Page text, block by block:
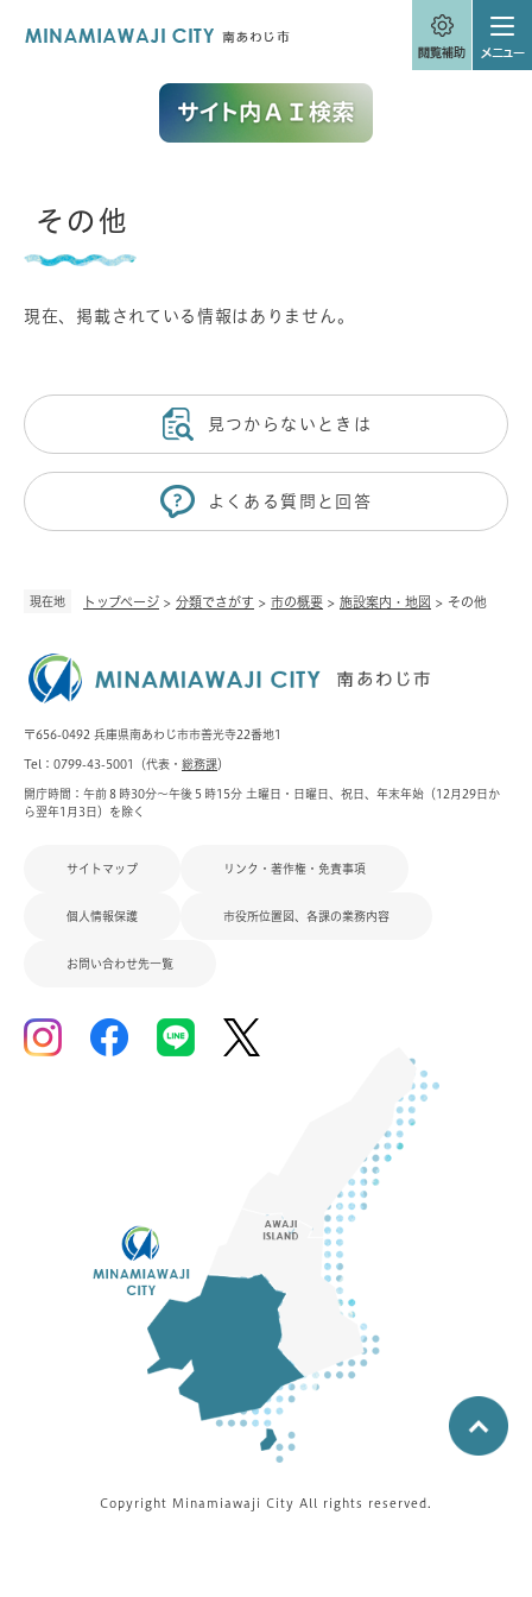
現在地 トップページ > 分類でさがす > 市の概要 > 施設案内・地図 > その他
文その他
現在、掲載されている情報はありません。
見つからないときは
よくある質問と回答
〒656-0492 兵庫県南あわじ市市善光寺22番地1
Tel：0799-43-5001（代表・ 総務課）
開庁時間：午前８時30分～午後５時15分 土曜日・日曜日、祝日、年末年始（12月29日か
ら翌年1月3日）を除く
サイトマップ リンク・著作権・免責事項
個人情報保護 市役所位置図、各課の業務内容
お問い合わせ先一覧
Copyright Minamiawaji City All rights reserved.